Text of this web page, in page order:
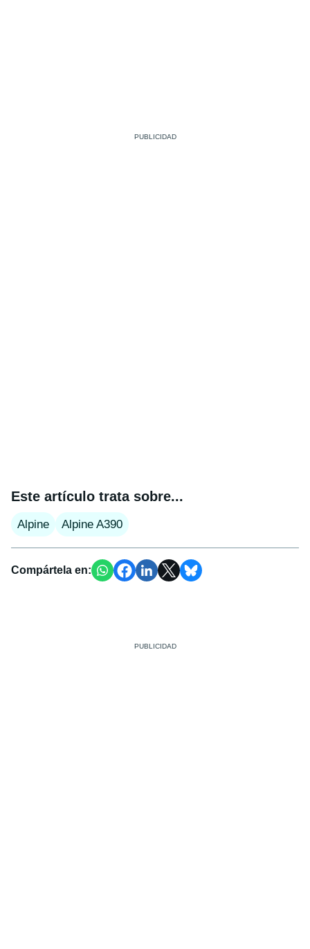
Este artículo trata sobre...
Alpine Alpine A390
Compártela en: